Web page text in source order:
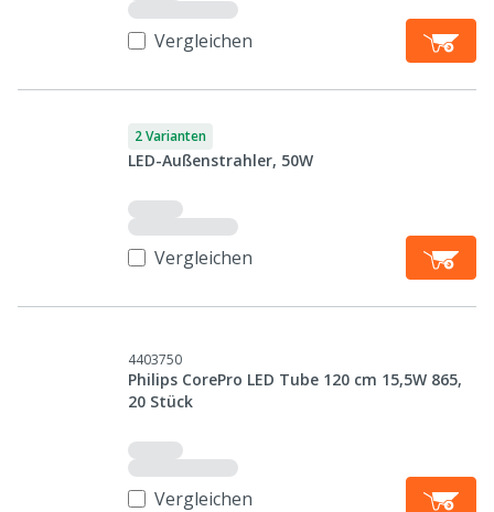
Vergleichen
2 Varianten
LED-Außenstrahler, 50W
Vergleichen
4403750
Philips CorePro LED Tube 120 cm 15,5W 865,
20 Stück
Vergleichen